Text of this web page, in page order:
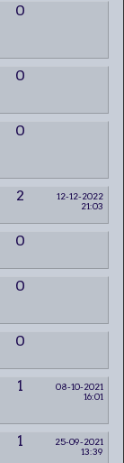
0
0
0
2
12-12-2022
21:03
0
0
0
1
08-10-2021
16:01
1
25-09-2021
13:39